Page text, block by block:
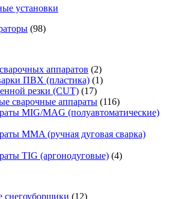
установки
(98)
аппаратов (2)
ПВХ (пластика) (1)
резки (CUT) (17)
сварочные аппараты (116)
MIG/MAG (полуавтоматические)
MMA (ручная дуговая сварка)
TIG (аргонодуговые) (4)
снегоуборщики (12)